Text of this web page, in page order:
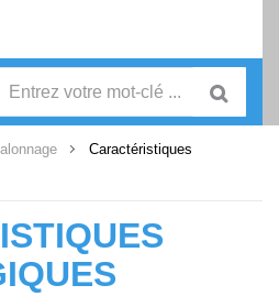
Caractéristiques